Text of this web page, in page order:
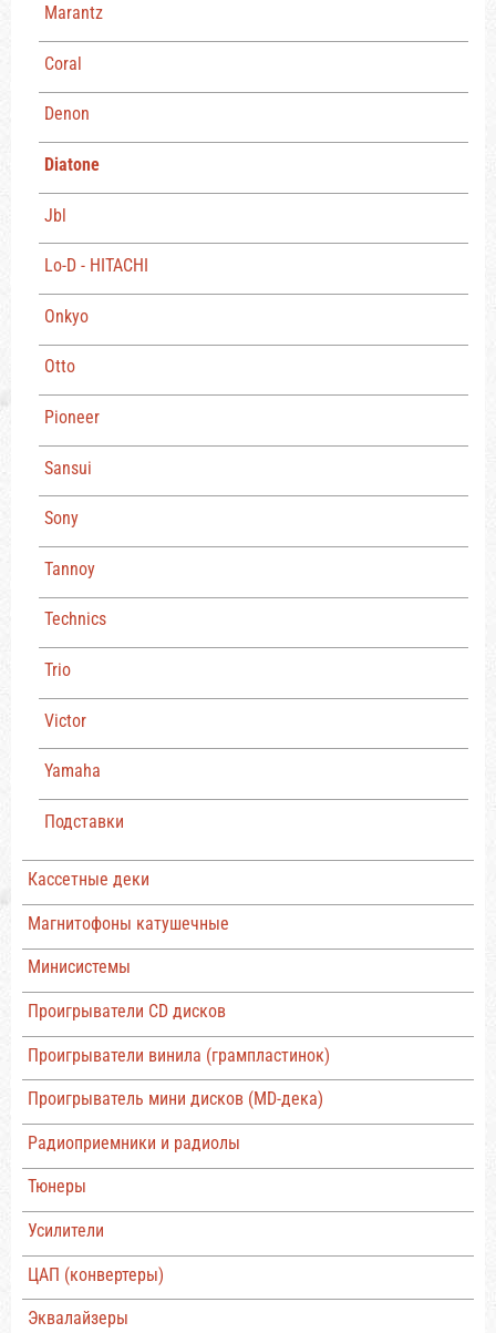
Marantz
Coral
Denon
Diatone
Jbl
Lo-D - HITACHI
Onkyo
Otto
Pioneer
Sansui
Sony
Tannoy
Technics
Trio
Victor
Yamaha
Подставки
Кассетные деки
Магнитофоны катушечные
Минисистемы
Проигрыватели CD дисков
Проигрыватели винила (грампластинок)
Проигрыватель мини дисков (MD-дека)
Радиоприемники и радиолы
Тюнеры
Усилители
ЦАП (конвертеры)
Эквалайзеры